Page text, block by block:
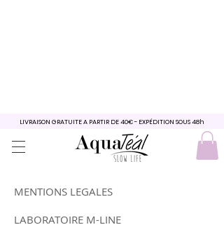
LIVRAISON GRATUITE A PARTIR DE 40€ - EXPÉDITION SOUS 48h
MENTIONS LEGALES
LABORATOIRE M-LINE